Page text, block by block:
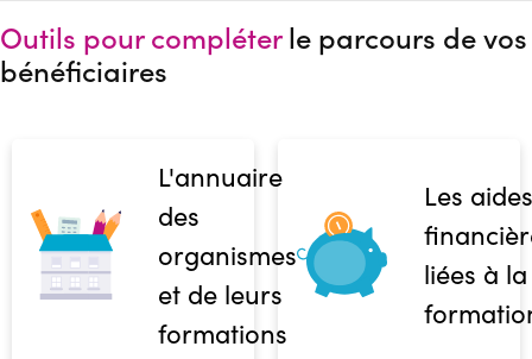
Outils pour compléterle parcours de vos
bénéficiaires
L'annuaire
des
organismes
et de leurs
formations
Les aides
liées à la